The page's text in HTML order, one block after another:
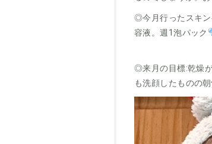
◎今月行ったスキン
容液。週1泡パック
◎来月の目標:乾燥
も洗顔したものの